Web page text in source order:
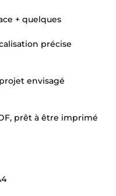
+ quelques
précise
envisagé
prêt à être imprimé